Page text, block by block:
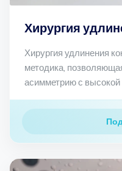
Хирургия
Хирургия удлинения
методика,
асимметрию с высокой